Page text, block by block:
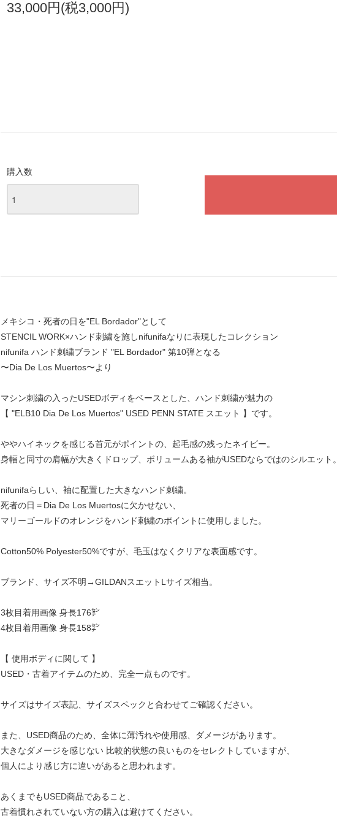
33,000円(税3,000円)
購入数
メキシコ・死者の日を"EL Bordador"として
STENCIL WORK×ハンド刺繍を施しnifunifaなりに表現したコレクション
nifunifa ハンド刺繍ブランド "EL Bordador" 第10弾となる
〜Dia De Los Muertos〜より
マシン刺繍の入ったUSEDボディをベースとした、ハンド刺繍が魅力の
【 "ELB10 Dia De Los Muertos" USED PENN STATE スエット 】です。
ややハイネックを感じる首元がポイントの、起毛感の残ったネイビー。
身幅と同寸の肩幅が大きくドロップ、ボリュームある袖がUSEDならではのシルエット。
nifunifaらしい、袖に配置した大きなハンド刺繍。
死者の日＝Dia De Los Muertosに欠かせない、
マリーゴールドのオレンジをハンド刺繍のポイントに使用しました。
Cotton50% Polyester50%ですが、毛玉はなくクリアな表面感です。
ブランド、サイズ不明→GILDANスエットLサイズ相当。
3枚目着用画像 身長176㌢
4枚目着用画像 身長158㌢
【 使用ボディに関して 】
USED・古着アイテムのため、完全一点ものです。
サイズはサイズ表記、サイズスペックと合わせてご確認ください。
また、USED商品のため、全体に薄汚れや使用感、ダメージがあります。
大きなダメージを感じない 比較的状態の良いものをセレクトしていますが、
個人により感じ方に違いがあると思われます。
あくまでもUSED商品であること、
古着慣れされていない方の購入は避けてください。